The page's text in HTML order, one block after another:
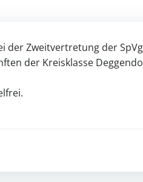
der Zweitvertretung der
der Kreisklasse